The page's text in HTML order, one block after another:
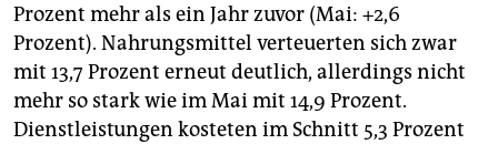
Prozent mehr als ein Jahr zuvor (Mai: +2,6
Prozent). Nahrungsmittel verteuerten sich zwar
mit 13,7 Prozent erneut deutlich, allerdings nicht
mehr so stark wie im Mai mit 14,9 Prozent.
Dienstleistungen kosteten im Schnitt 5,3 Prozent